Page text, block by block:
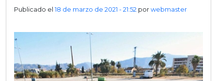
Publicado el18 de marzo de 2021 - 21:52 porwebmaster